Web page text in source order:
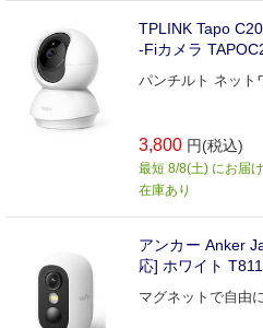
TPLINK Tapo
-Fiカメラ
パンチルト ネット
3,800 円(税込)
最短 8/8(土) にお届け
在庫あり
アンカー Anker
応] ホワイト
マグネットで自由